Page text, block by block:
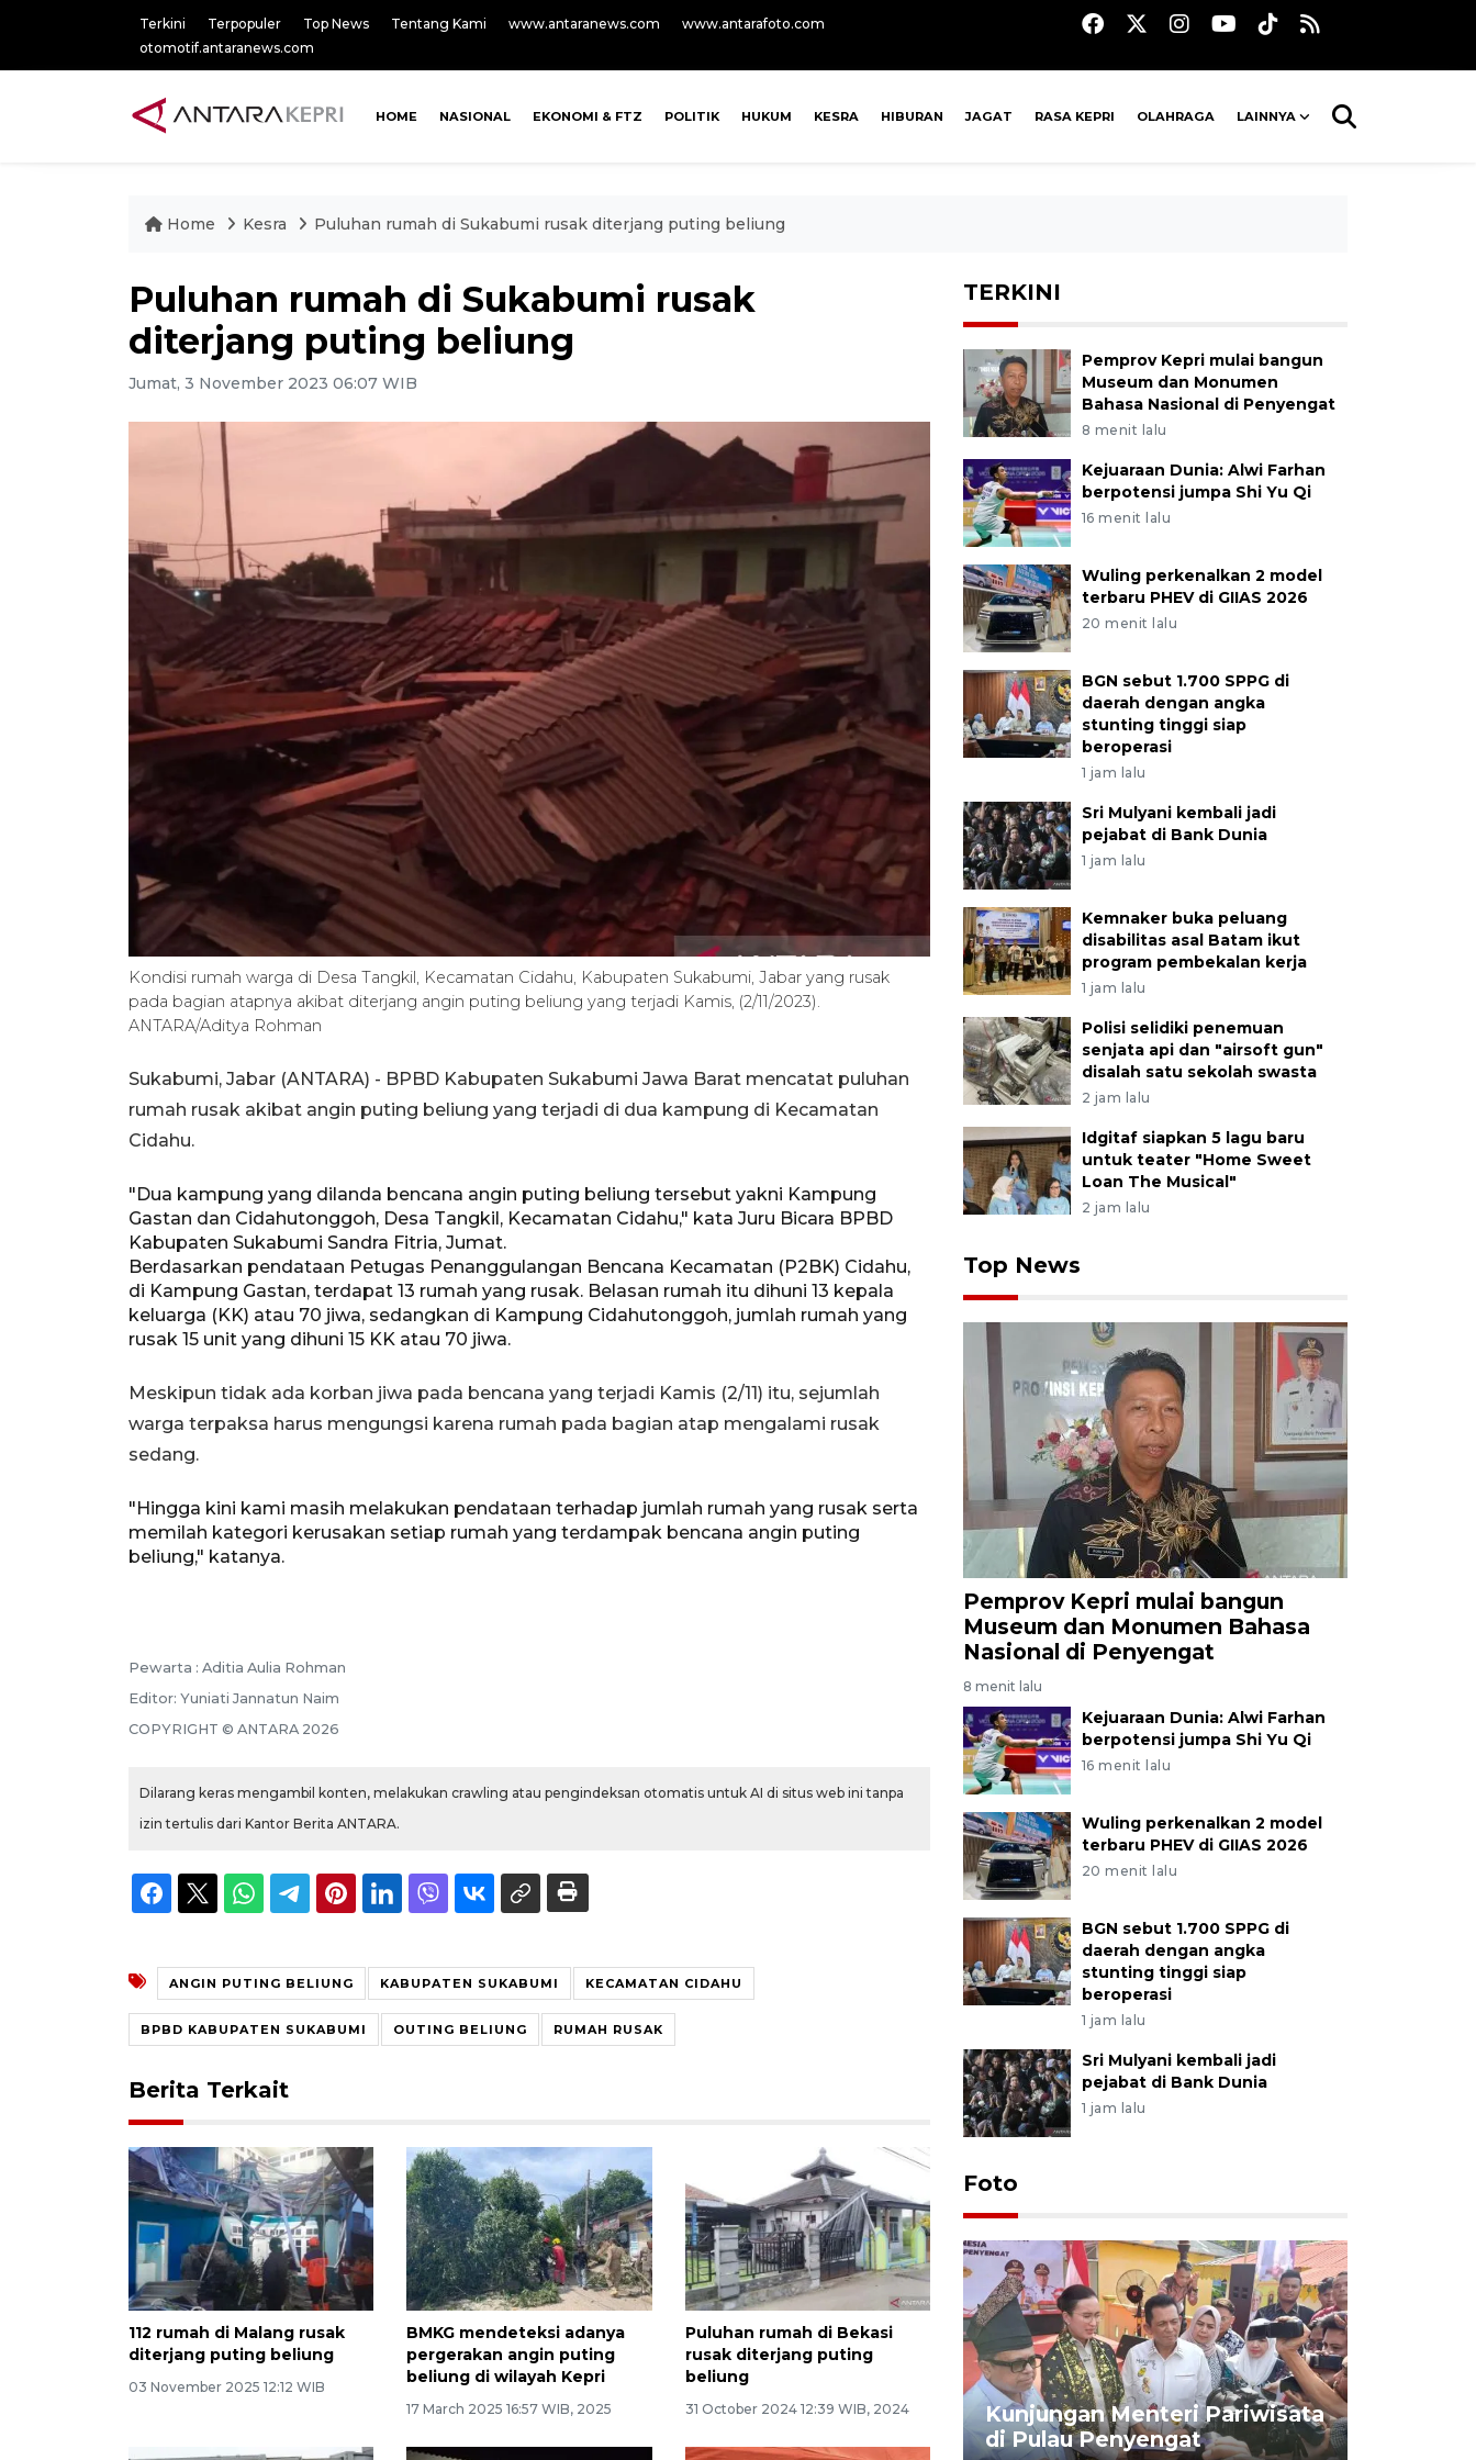
Terkini Terpopuler Top News Tentang Kami www.antaranews.com
www.antarafoto.com
otomotif.antaranews.com
HOME NASIONAL EKONOMI & FTZ POLITIK HUKUM KESRA HIBURAN JAGAT RASA KEPRI OLAHRAGA LAINNYA
Home Kesra Puluhan rumah di Sukabumi rusak diterjang puting beliung
Puluhan rumah di Sukabumi rusak
diterjang puting beliung
Jumat, 3 November 2023 06:07 WIB
Kondisi rumah warga di Desa Tangkil, Kecamatan Cidahu, Kabupaten Sukabumi, Jabar yang rusak
pada bagian atapnya akibat diterjang angin puting beliung yang terjadi Kamis, (2/11/2023).
ANTARA/Aditya Rohman
Sukabumi, Jabar (ANTARA) - BPBD Kabupaten Sukabumi Jawa Barat mencatat puluhan
rumah rusak akibat angin puting beliung yang terjadi di dua kampung di Kecamatan
Cidahu.
"Dua kampung yang dilanda bencana angin puting beliung tersebut yakni Kampung
Gastan dan Cidahutonggoh, Desa Tangkil, Kecamatan Cidahu," kata Juru Bicara BPBD
Kabupaten Sukabumi Sandra Fitria, Jumat.
Berdasarkan pendataan Petugas Penanggulangan Bencana Kecamatan (P2BK) Cidahu,
di Kampung Gastan, terdapat 13 rumah yang rusak. Belasan rumah itu dihuni 13 kepala
keluarga (KK) atau 70 jiwa, sedangkan di Kampung Cidahutonggoh, jumlah rumah yang
rusak 15 unit yang dihuni 15 KK atau 70 jiwa.
Meskipun tidak ada korban jiwa pada bencana yang terjadi Kamis (2/11) itu, sejumlah
warga terpaksa harus mengungsi karena rumah pada bagian atap mengalami rusak
sedang.
"Hingga kini kami masih melakukan pendataan terhadap jumlah rumah yang rusak serta
memilah kategori kerusakan setiap rumah yang terdampak bencana angin puting
beliung," katanya.
Pewarta : Aditia Aulia Rohman
Editor: Yuniati Jannatun Naim
COPYRIGHT © ANTARA 2026
Dilarang keras mengambil konten, melakukan crawling atau pengindeksan otomatis untuk AI di situs web ini tanpa
izin tertulis dari Kantor Berita ANTARA.
ANGIN PUTING BELIUNG KABUPATEN SUKABUMI KECAMATAN CIDAHU
BPBD KABUPATEN SUKABUMI OUTING BELIUNG RUMAH RUSAK
Berita Terkait
112 rumah di Malang rusak
diterjang puting beliung
03 November 2025 12:12 WIB
BMKG mendeteksi adanya
pergerakan angin puting
beliung di wilayah Kepri
17 March 2025 16:57 WIB, 2025
Puluhan rumah di Bekasi
rusak diterjang puting
beliung
31 October 2024 12:39 WIB, 2024
TERKINI
Pemprov Kepri mulai bangun
Museum dan Monumen
Bahasa Nasional di Penyengat
8 menit lalu
Kejuaraan Dunia: Alwi Farhan
berpotensi jumpa Shi Yu Qi
16 menit lalu
Wuling perkenalkan 2 model
terbaru PHEV di GIIAS 2026
20 menit lalu
BGN sebut 1.700 SPPG di
daerah dengan angka
stunting tinggi siap
beroperasi
1 jam lalu
Sri Mulyani kembali jadi
pejabat di Bank Dunia
1 jam lalu
Kemnaker buka peluang
disabilitas asal Batam ikut
program pembekalan kerja
1 jam lalu
Polisi selidiki penemuan
senjata api dan "airsoft gun"
disalah satu sekolah swasta
2 jam lalu
Idgitaf siapkan 5 lagu baru
untuk teater "Home Sweet
Loan The Musical"
2 jam lalu
Top News
Pemprov Kepri mulai bangun
Museum dan Monumen Bahasa
Nasional di Penyengat
8 menit lalu
Kejuaraan Dunia: Alwi Farhan
berpotensi jumpa Shi Yu Qi
16 menit lalu
Wuling perkenalkan 2 model
terbaru PHEV di GIIAS 2026
20 menit lalu
BGN sebut 1.700 SPPG di
daerah dengan angka
stunting tinggi siap
beroperasi
1 jam lalu
Sri Mulyani kembali jadi
pejabat di Bank Dunia
1 jam lalu
Foto
Distribusi logistik pemilu
Kunjungan Menteri Pariwisata
di Pulau Penyengat